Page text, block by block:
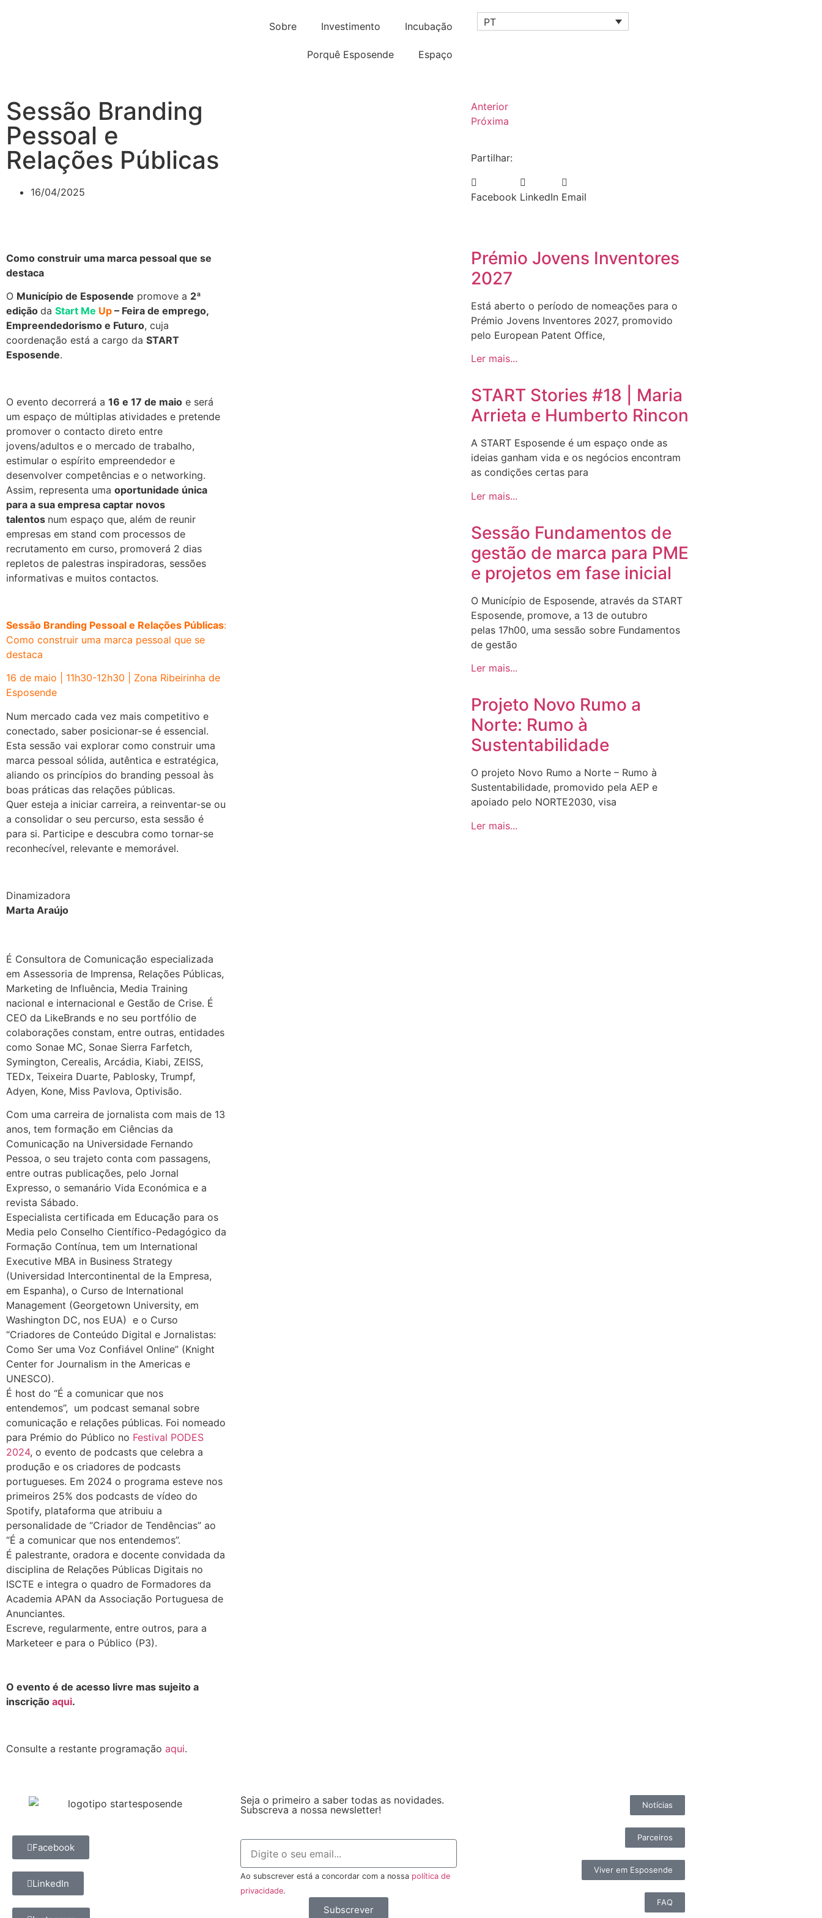
Sobre Investimento Incubação
Porquê Esposende Espaço
PT
Sessão Branding
Pessoal e
Relações Públicas
16/04/2025
Como construir uma marca pessoal que se
destaca
O Município de Esposende promove a 2ª
edição da Start Me Up – Feira de emprego,
Empreendedorismo e Futuro, cuja
coordenação está a cargo da START
Esposende.
O evento decorrerá a 16 e 17 de maio e será
um espaço de múltiplas atividades e pretende
promover o contacto direto entre
jovens/adultos e o mercado de trabalho,
estimular o espírito empreendedor e
desenvolver competências e o networking.
Assim, representa uma oportunidade única
para a sua empresa captar novos
talentos num espaço que, além de reunir
empresas em stand com processos de
recrutamento em curso, promoverá 2 dias
repletos de palestras inspiradoras, sessões
informativas e muitos contactos.
Sessão Branding Pessoal e Relações Públicas:
Como construir uma marca pessoal que se
destaca
16 de maio | 11h30-12h30 | Zona Ribeirinha de
Esposende
Num mercado cada vez mais competitivo e
conectado, saber posicionar-se é essencial.
Esta sessão vai explorar como construir uma
marca pessoal sólida, autêntica e estratégica,
aliando os princípios do branding pessoal às
boas práticas das relações públicas.
Quer esteja a iniciar carreira, a reinventar-se ou
a consolidar o seu percurso, esta sessão é
para si. Participe e descubra como tornar-se
reconhecível, relevante e memorável.
Dinamizadora
Marta Araújo
É Consultora de Comunicação especializada
em Assessoria de Imprensa, Relações Públicas,
Marketing de Influência, Media Training
nacional e internacional e Gestão de Crise. É
CEO da LikeBrands e no seu portfólio de
colaborações constam, entre outras, entidades
como Sonae MC, Sonae Sierra Farfetch,
Symington, Cerealis, Arcádia, Kiabi, ZEISS,
TEDx, Teixeira Duarte, Pablosky, Trumpf,
Adyen, Kone, Miss Pavlova, Optivisão.
Com uma carreira de jornalista com mais de 13
anos, tem formação em Ciências da
Comunicação na Universidade Fernando
Pessoa, o seu trajeto conta com passagens,
entre outras publicações, pelo Jornal
Expresso, o semanário Vida Económica e a
revista Sábado.
Especialista certificada em Educação para os
Media pelo Conselho Científico-Pedagógico da
Formação Contínua, tem um International
Executive MBA in Business Strategy
(Universidad Intercontinental de la Empresa,
em Espanha), o Curso de International
Management (Georgetown University, em
Washington DC, nos EUA) e o Curso
“Criadores de Conteúdo Digital e Jornalistas:
Como Ser uma Voz Confiável Online” (Knight
Center for Journalism in the Americas e
UNESCO).
É host do “É a comunicar que nos
entendemos”, um podcast semanal sobre
comunicação e relações públicas. Foi nomeado
para Prémio do Público no Festival PODES
2024, o evento de podcasts que celebra a
produção e os criadores de podcasts
portugueses. Em 2024 o programa esteve nos
primeiros 25% dos podcasts de vídeo do
Spotify, plataforma que atribuiu a
personalidade de “Criador de Tendências” ao
“É a comunicar que nos entendemos”.
É palestrante, oradora e docente convidada da
disciplina de Relações Públicas Digitais no
ISCTE e integra o quadro de Formadores da
Academia APAN da Associação Portuguesa de
Anunciantes.
Escreve, regularmente, entre outros, para a
Marketeer e para o Público (P3).
O evento é de acesso livre mas sujeito a
inscrição aqui.
Consulte a restante programação aqui.
Anterior
Próxima
Partilhar:
Facebook LinkedIn Email
Prémio Jovens Inventores
2027
Está aberto o período de nomeações para o
Prémio Jovens Inventores 2027, promovido
pelo European Patent Office,
Ler mais...
START Stories #18 | Maria
Arrieta e Humberto Rincon
A START Esposende é um espaço onde as
ideias ganham vida e os negócios encontram
as condições certas para
Ler mais...
Sessão Fundamentos de
gestão de marca para PME
e projetos em fase inicial
O Município de Esposende, através da START
Esposende, promove, a 13 de outubro
pelas 17h00, uma sessão sobre Fundamentos
de gestão
Ler mais...
Projeto Novo Rumo a
Norte: Rumo à
Sustentabilidade
O projeto Novo Rumo a Norte – Rumo à
Sustentabilidade, promovido pela AEP e
apoiado pelo NORTE2030, visa
Ler mais...
Facebook
LinkedIn
Seja o primeiro a saber todas as novidades.
Subscreva a nossa newsletter!
Ao subscrever está a concordar com a nossa política de
privacidade.
Subscrever
Notícias
Parceiros
Viver em Esposende
FAQ